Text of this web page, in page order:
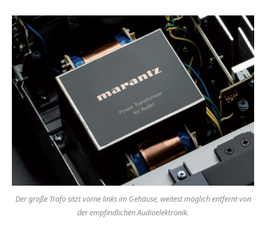
Der große Trafo sitzt vorne links im Gehäuse, weitest möglich entfernt von
der empfindlichen Audioelektronik.